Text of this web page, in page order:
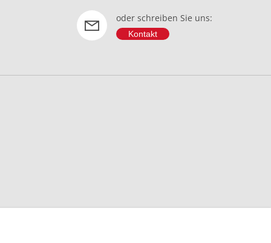
oder schreiben Sie uns:
Kontakt